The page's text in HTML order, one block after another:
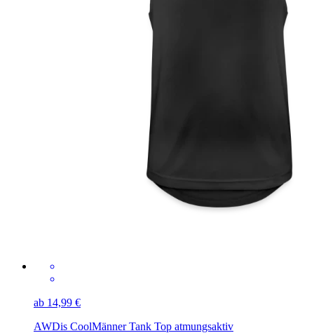
ab 14,99 €
AWDis CoolMänner Tank Top atmungsaktiv